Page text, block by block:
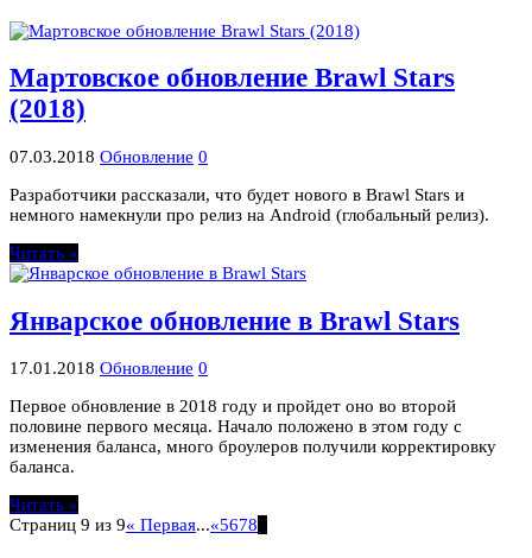
Мартовское обновление Brawl Stars
(2018)
07.03.2018 Обновление 0
Разработчики рассказали, что будет нового в Brawl Stars и
немного намекнули про релиз на Android (глобальный релиз).
Читать »
Январское обновление в Brawl Stars
17.01.2018 Обновление 0
Первое обновление в 2018 году и пройдет оно во второй
половине первого месяца. Начало положено в этом году с
изменения баланса, много броулеров получили корректировку
баланса.
Читать »
Страниц 9 из 9« Первая...«5678